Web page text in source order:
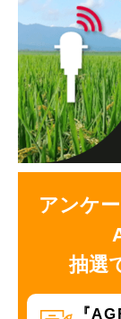
アンケ
抽選
『